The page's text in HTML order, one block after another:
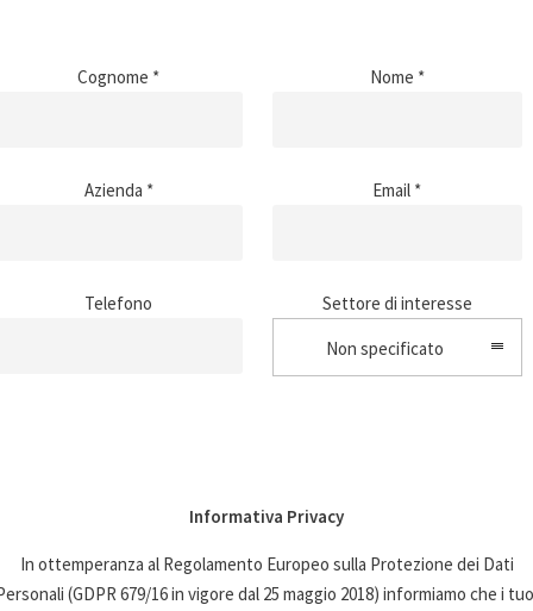
Cognome * Nome *
Azienda * Email *
Telefono
Settore di interesse
Non specificato
Informativa Privacy
In ottemperanza al Regolamento Europeo sulla Protezione dei Dati
(GDPR 679/16 in vigore dal 25 maggio 2018) informiamo che i